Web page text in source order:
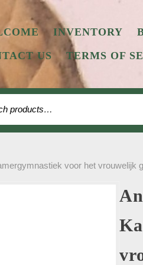
INVENTORY
US
TERMS OF
voor het vrouwelijk